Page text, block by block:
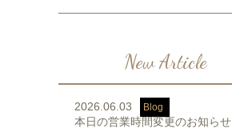
New Article
2026.06.03 Blog
本日の営業時間変更のお知らせ